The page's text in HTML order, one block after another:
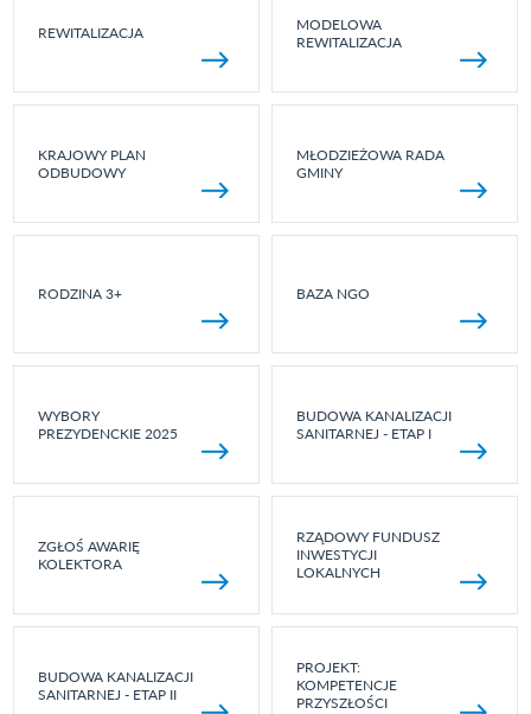
REWITALIZACJA
MODELOWA
REWITALIZACJA
KRAJOWY PLAN
ODBUDOWY
MŁODZIEŻOWA RADA
GMINY
RODZINA 3+ BAZA NGO
WYBORY
PREZYDENCKIE 2025
BUDOWA KANALIZACJI
SANITARNEJ - ETAP I
ZGŁOŚ AWARIĘ
KOLEKTORA
RZĄDOWY FUNDUSZ
INWESTYCJI
LOKALNYCH
BUDOWA KANALIZACJI
SANITARNEJ - ETAP II
PROJEKT:
KOMPETENCJE
PRZYSZŁOŚCI